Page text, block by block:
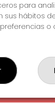
LOTERIAS: 1-
para
sus hábitos
o